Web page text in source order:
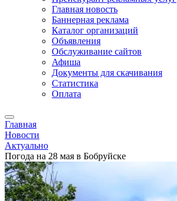
Главная новость
Баннерная реклама
Каталог организаций
Объявления
Обслуживание сайтов
Афиша
Документы для скачивания
Статистика
Оплата
Главная
Новости
Актуально
Погода на 28 мая в Бобруйске